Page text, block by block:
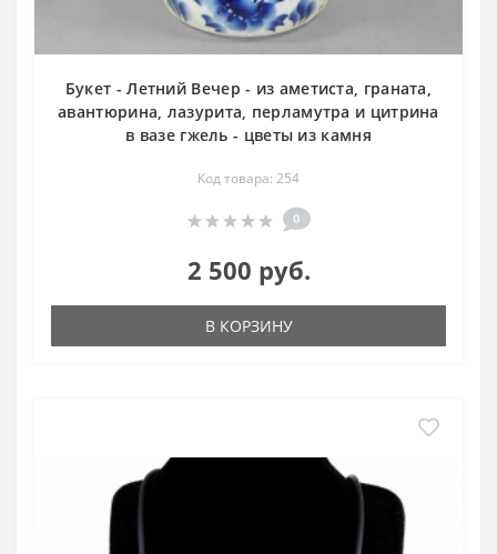
Букет - Летний Вечер - из аметиста, граната,
авантюрина, лазурита, перламутра и цитрина
в вазе гжель - цветы из камня
Код товара: 254
0
2 500 руб.
В КОРЗИНУ